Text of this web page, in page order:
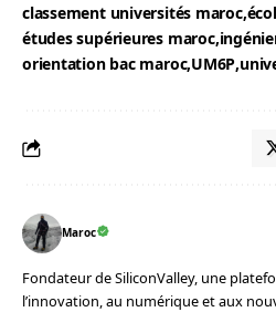
classement universités maroc
études supérieures maroc
orientation bac maroc UM6P
Maroc
Fondateur de SiliconValley, une
l’innovation, au numérique et aux